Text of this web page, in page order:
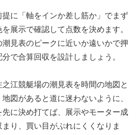
に「軸をインか差し筋か」でまず
展示で確認して点数を決めます。
見表のピークに近いか遠いかで押
で合算回収を設計しましょう。
江競艇場の潮見表を時間の地図と
図があると道に迷わないように、
に決め打てば、展示やモーター成
り、買い目がぶれにくくなりま